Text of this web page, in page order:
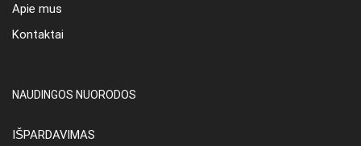
Apie mus
Kontaktai
NAUDINGOS NUORODOS
IŠPARDAVIMAS